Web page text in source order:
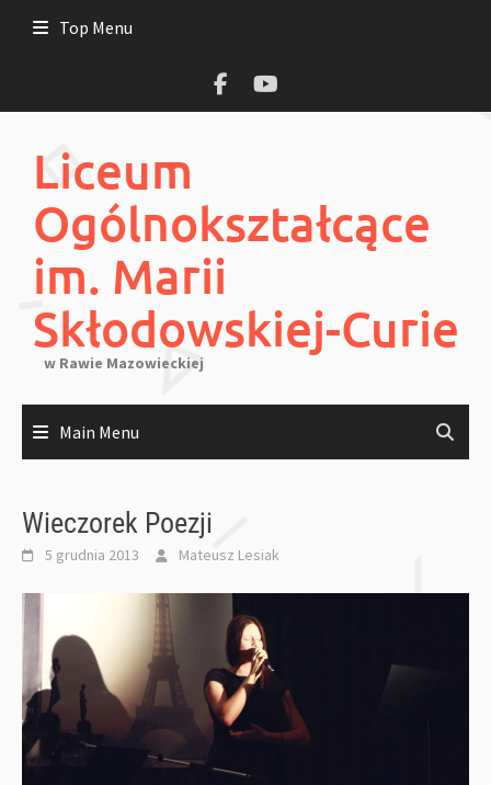
Top Menu
Liceum
Ogólnokształcące
im. Marii
Skłodowskiej-Curie
w Rawie Mazowieckiej
Main Menu
Wieczorek Poezji
5 grudnia 2013 Mateusz Lesiak